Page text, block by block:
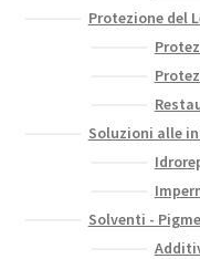
Protezione del
Soluzioni alle
Solventi -